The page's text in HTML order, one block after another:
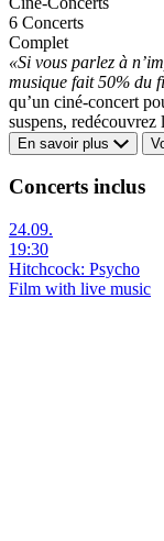
6 Concerts
Complet
«Si vous parlez à
musique fait 50% du
qu’un ciné-concert
suspens, redécouvrez
En savoir plus
Concerts inclus
24.09.
19:30
Hitchcock: Psycho
Film with live music